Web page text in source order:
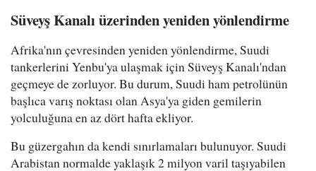
Süveyş Kanalı üzerinden yeniden yönlendirme
Afrika'nın çevresinden yeniden yönlendirme, Suudi
tankerlerini Yenbu'ya ulaşmak için Süveyş Kanalı'ndan
geçmeye de zorluyor. Bu durum, Suudi ham petrolünün
başlıca varış noktası olan Asya'ya giden gemilerin
yolculuğuna en az dört hafta ekliyor.
Bu güzergahın da kendi sınırlamaları bulunuyor. Suudi
Arabistan normalde yaklaşık 2 milyon varil taşıyabilen